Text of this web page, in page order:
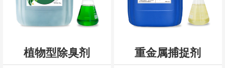
植物型除臭剂 重金属捕捉剂